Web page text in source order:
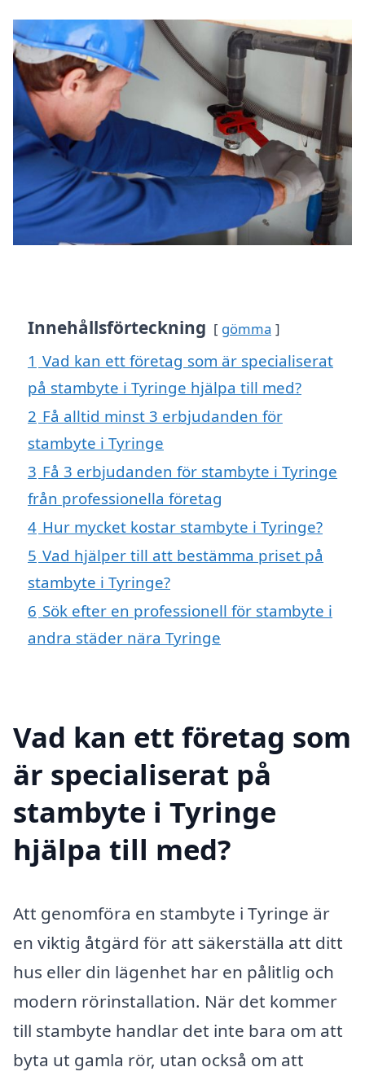
Innehållsförteckning gömma
1 Vad kan ett företag som är specialiserat
på stambyte i Tyringe hjälpa till med?
2 Få alltid minst 3 erbjudanden för
stambyte i Tyringe
3 Få 3 erbjudanden för stambyte i Tyringe
från professionella företag
4 Hur mycket kostar stambyte i Tyringe?
5 Vad hjälper till att bestämma priset på
stambyte i Tyringe?
6 Sök efter en professionell för stambyte i
andra städer nära Tyringe
Vad kan ett företag som
är specialiserat på
stambyte i Tyringe
hjälpa till med?
Att genomföra en stambyte i Tyringe är
en viktig åtgärd för att säkerställa att ditt
hus eller din lägenhet har en pålitlig och
modern rörinstallation. När det kommer
till stambyte handlar det inte bara om att
byta ut gamla rör, utan också om att